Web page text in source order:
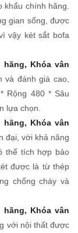
chính hãng.
gian sống, được
vậy két sắt bofa
hãng, Khóa vân
và đánh giá cao,
Rộng 480 * Sâu
lựa chọn.
hãng, Khóa vân
đại, với khả năng
thể tích hợp bảo
được là từ thép
chống cháy và
hãng, Khóa vân
với nội thất được